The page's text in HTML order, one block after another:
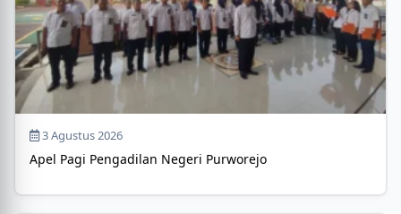
3 Agustus 2026
Apel Pagi Pengadilan Negeri Purworejo